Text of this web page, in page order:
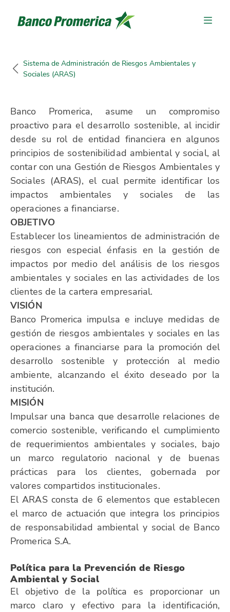
Sistema de Administración de Riesgos Ambientales y
Sociales (ARAS)
Banco Promerica, asume un compromiso
proactivo para el desarrollo sostenible, al incidir
desde su rol de entidad financiera en algunos
principios de sostenibilidad ambiental y social, al
contar con una Gestión de Riesgos Ambientales y
Sociales (ARAS), el cual permite identificar los
impactos ambientales y sociales de las
operaciones a financiarse.
OBJETIVO
Establecer los lineamientos de administración de
riesgos con especial énfasis en la gestión de
impactos por medio del análisis de los riesgos
ambientales y sociales en las actividades de los
clientes de la cartera empresarial.
VISIÓN
Banco Promerica impulsa e incluye medidas de
gestión de riesgos ambientales y sociales en las
operaciones a financiarse para la promoción del
desarrollo sostenible y protección al medio
ambiente, alcanzando el éxito deseado por la
institución.
MISIÓN
Impulsar una banca que desarrolle relaciones de
comercio sostenible, verificando el cumplimiento
de requerimientos ambientales y sociales, bajo
un marco regulatorio nacional y de buenas
prácticas para los clientes, gobernada por
valores compartidos institucionales.
El ARAS consta de 6 elementos que establecen
el marco de actuación que integra los principios
de responsabilidad ambiental y social de Banco
Promerica S.A.
Política para la Prevención de Riesgo
Ambiental y Social
El objetivo de la política es proporcionar un
marco claro y efectivo para la identificación,